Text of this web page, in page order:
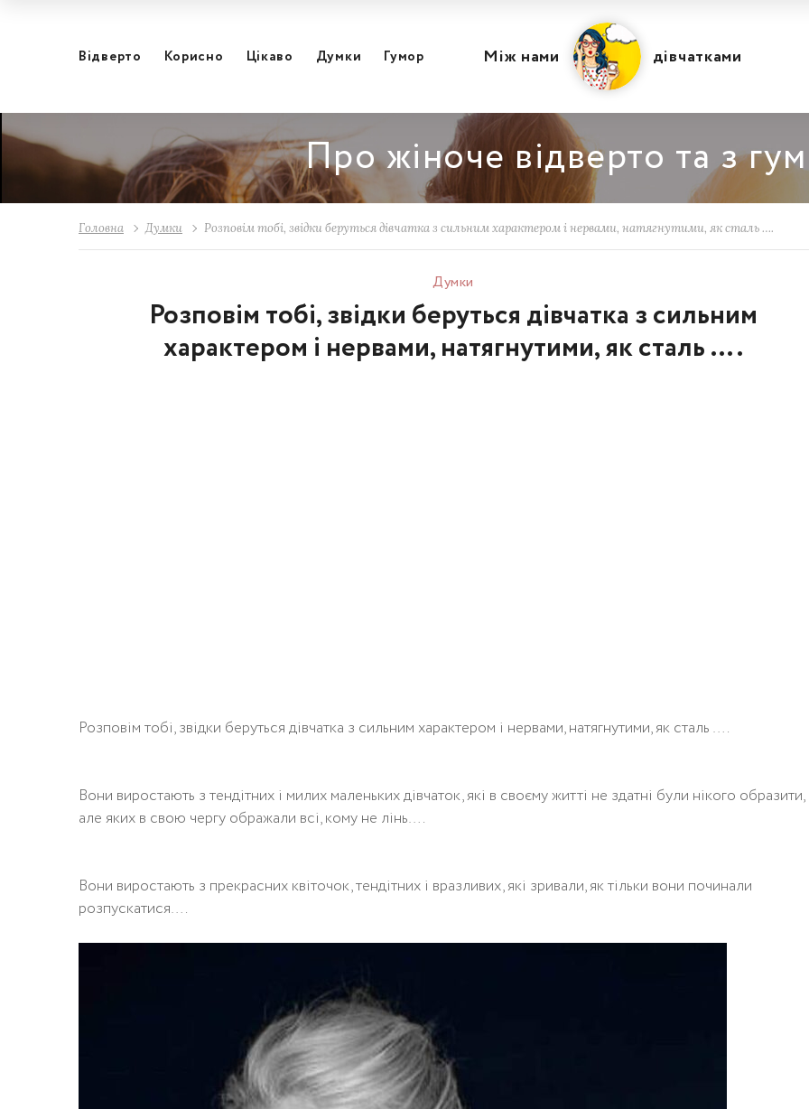
Відвертo Корисно Цікаво Думки Гумор Між нами дівчатками
Про жіноче відверто та з
Головна Думки Розповім тобі, звідки беруться дівчатка з сильним характером і нервами, натягнутими, як сталь ….
Думки
Розповім тобі, звідки беруться дівчатка з сильним
характером і нервами, натягнутими, як сталь ….
Розповім тобі, звідки беруться дівчатка з сильним характером і нервами, натягнутими, як сталь ….
Вони виростають з тендітних і милих маленьких дівчаток, які в своєму житті не здатні були нікого образити,
але яких в свою чергу ображали всі, кому не лінь….
Вони виростають з прекрасних квіточок, тендітних і вразливих, які зривали, як тільки вони починали
розпускатися….